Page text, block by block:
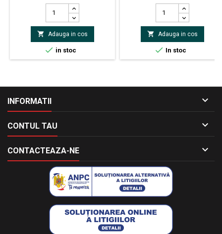
Putere 0.25W Toleranţă ±5%
Tensiune de lucru max. 250V
Dimensiuni carcasă Ø2.3 x 6mm
Dimensiuni terminale Ø0.5 x
28mm Tensiune de impuls max.
500V axial
 Adauga in cos
 in stoc
±5%;Ø2,5x6,8mm
 Adauga in cos
 In stoc
INFORMATII 
CONTUL TAU 
CONTACTEAZA-NE 